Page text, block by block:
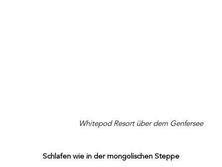
Whitepod Resort über dem Genfersee
Schlafen wie in der mongolischen Steppe